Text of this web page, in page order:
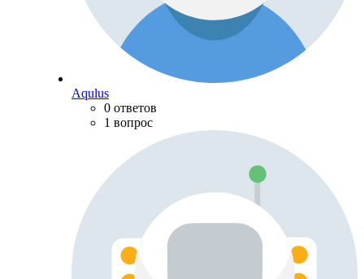
Aqulus
0 ответов
1 вопрос